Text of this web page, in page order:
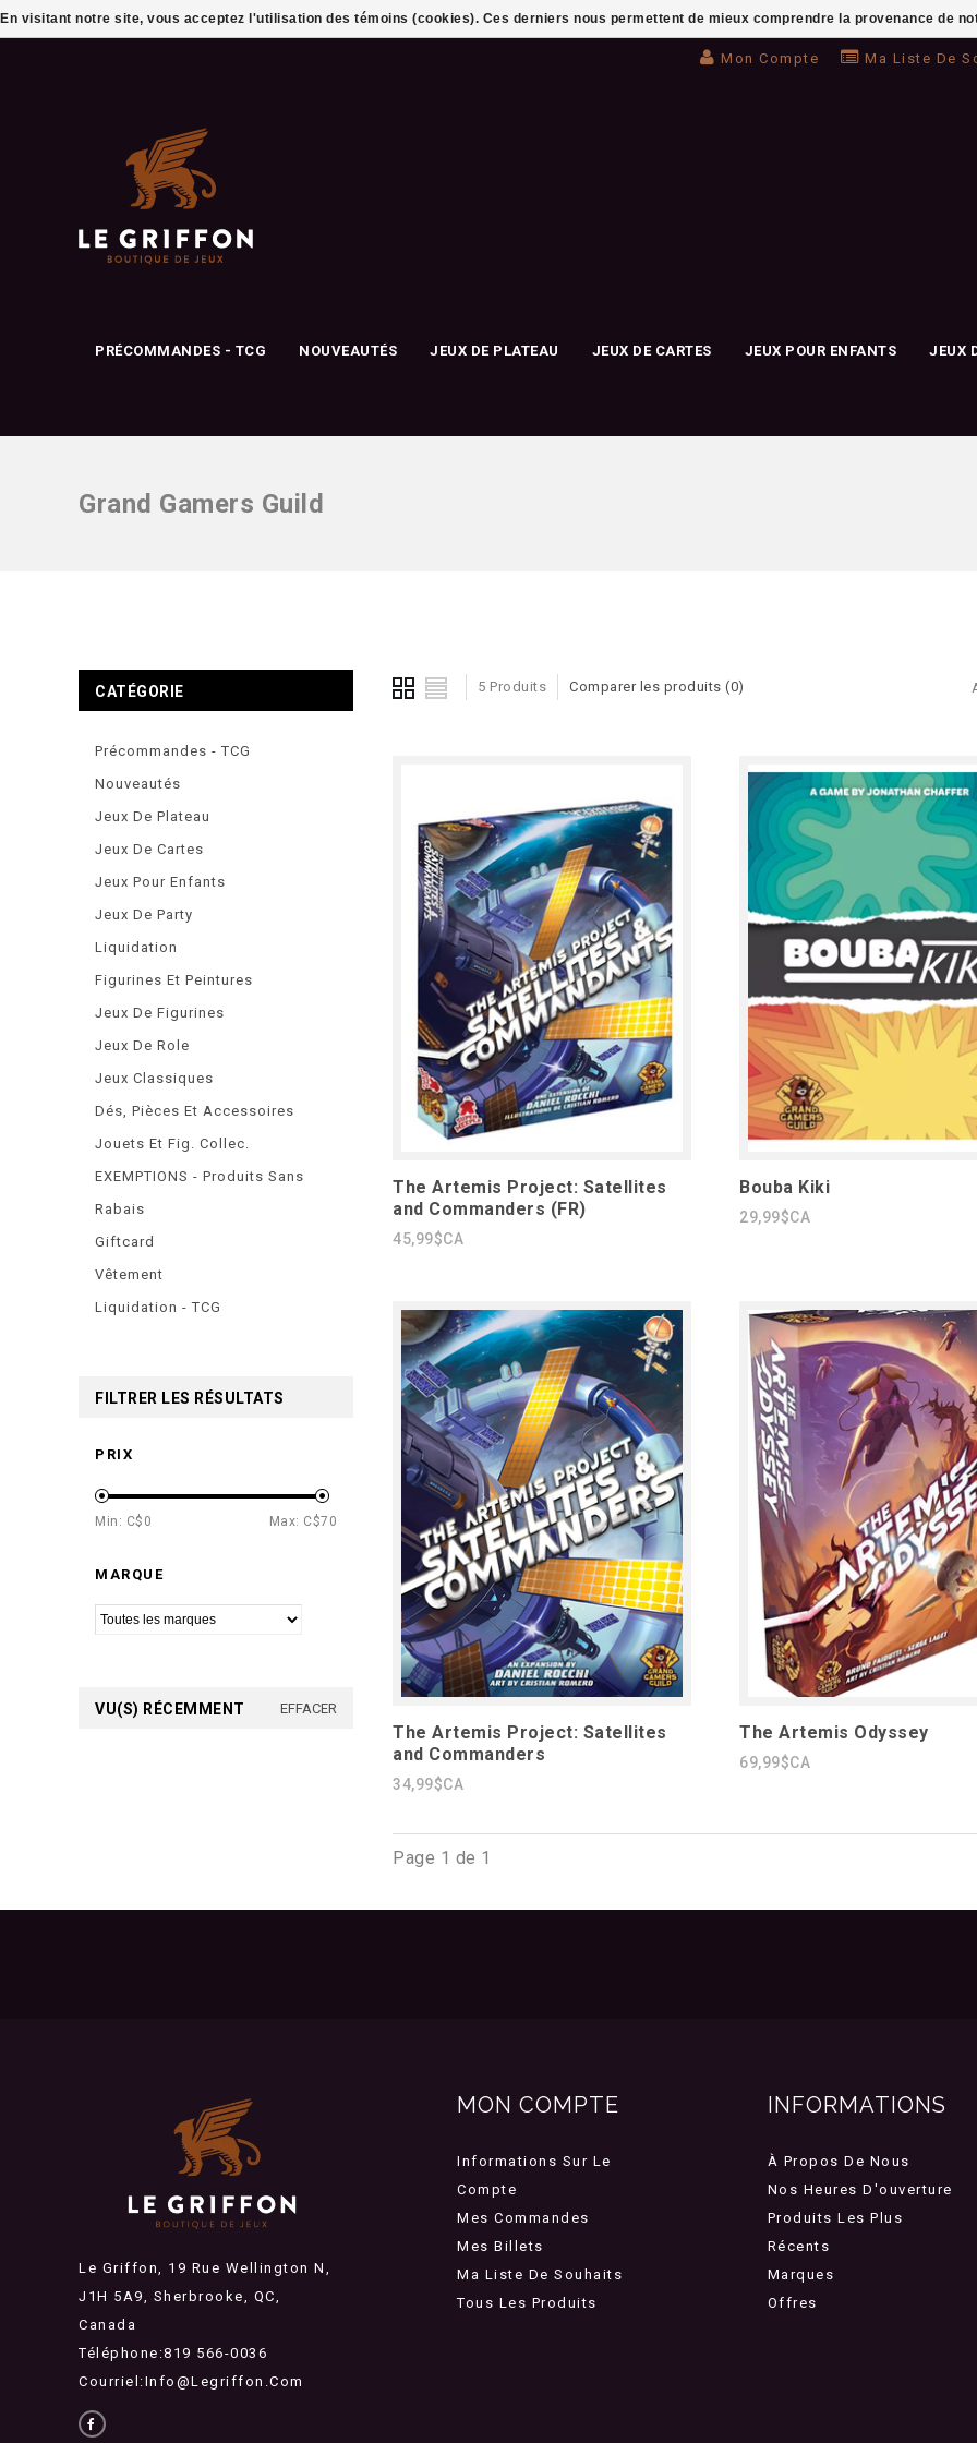
Mon Compte Ma Liste De
PRÉCOMMANDES - TCG NOUVEAUTÉS JEUX DE PLATEAU JEUX DE CARTES JEUX POUR ENFANTS JEUX
Grand Gamers Guild
5 Produits Comparer les produits (0)
The Artemis Project: Satellites
and Commanders (FR)
45,99$CA
Bouba Kiki
29,99$CA
The Artemis Project: Satellites
and Commanders
34,99$CA
The Artemis Odyssey
69,99$CA
Page 1 de 1
CATÉGORIE
Précommandes - TCG
Nouveautés
Jeux De Plateau
Jeux De Cartes
Jeux Pour Enfants
Jeux De Party
Liquidation
Figurines Et Peintures
Jeux De Figurines
Jeux De Role
Jeux Classiques
Dés, Pièces Et Accessoires
Jouets Et Fig. Collec.
EXEMPTIONS - Produits Sans
Rabais
Giftcard
Vêtement
Liquidation - TCG
FILTRER LES RÉSULTATS
PRIX
Min: C$ 0 Max: C$70
MARQUE
VU(S) RÉCEMMENT EFFACER
Le Griffon, 19 Rue Wellington N,
J1H 5A9, Sherbrooke, QC,
Canada
Téléphone:819 566-0036
Courriel:Info@legriffon.com
MON COMPTE
Informations Sur Le
Compte
Mes Commandes
Mes Billets
Ma Liste De Souhaits
Tous Les Produits
INFORMATIONS
À Propos De Nous
Nos Heures D'ouverture
Produits Les Plus
Récents
Marques
Offres
En visitant notre site, vous acceptez l'utilisation des témoins (cookies). Ces derniers nous permettent de mieux comprendre la provenance de